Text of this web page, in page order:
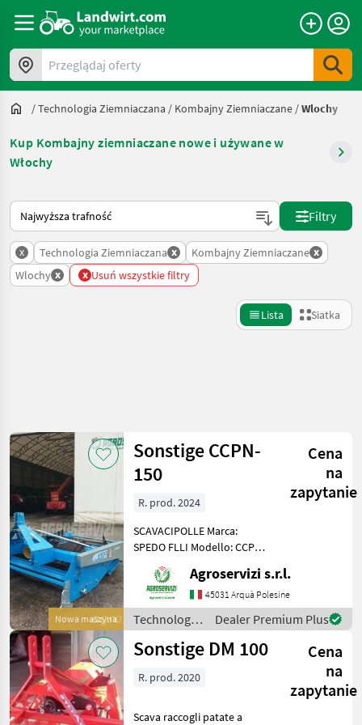
Przeglądaj oferty
/Technologia Ziemniaczana / Kombajny Ziemniaczane /Wlochy
Kup Kombajny ziemniaczane nowe i używane w
Włochy
Tak sortuje się na Landwirt.com
Filtry
x Technologia Ziemniaczana x Kombajny Ziemniaczane x
Wlochy x x Usuń wszystkie filtry
Lista Siatka
Kategoria 3 Kraj Filtry
AKTUALNA
ŚCIEŻKA
technika
rolnicza
Technologia
Ziemniaczana
Kombajny
Ziemniaczane
WYBIERZ
KATEGORIĘ
Del Morino
1
Zresetuj
Pokaż 2
wyników
Nowa maszyna
Sonstige CCPN-
150
Cena
na
zapytanie
R. prod. 2024
SCAVACIPOLLE Marca:
SPEDO FLLI Modello: CCPN-
d'uso: nuovo Larghezza
lavoro 154 cm Peso 568 kg
Rullo compattatore liscio
posteriore Al
Agroservizi s.r.l.
45031 Arquà Polesine
Technologia
ziemniaczana
/ Sonstige
Dealer Premium Plus
Sonstige DM 100
Cena
na
zapytanie
R. prod. 2020
Scava raccogli patate a